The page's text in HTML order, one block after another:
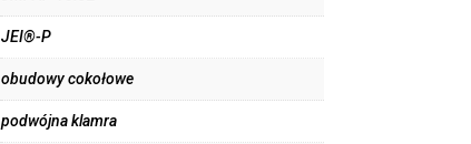
JEI®-P
obudowy cokołowe
podwójna klamra